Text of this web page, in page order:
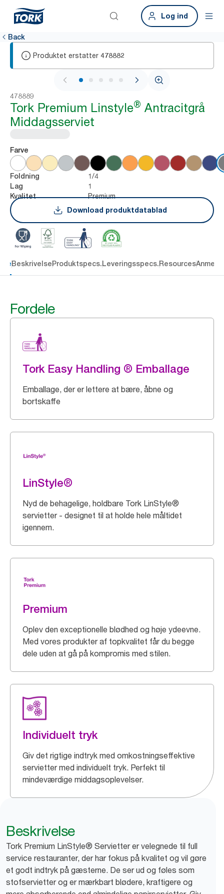
Log ind
Back
Produktet erstatter 478882
1 / 5
478889
Tork Premium Linstyle® Antracitgrå
Middagsserviet
Farve
Foldning 1/4
Lag 1
Kvalitet
Premium
Download produktdatablad
BeskrivelseProduktspecs.Leveringsspecs.Resources
Fordele
Tork Easy Handling ® Emballage
Emballage, der er lettere at bære, åbne og
bortskaffe
LinStyle®
Nyd de behagelige, holdbare Tork LinStyle®
servietter - designet til at holde hele måltidet
igennem.
Premium
Oplev den exceptionelle blødhed og høje ydeevne.
Med vores produkter af topkvalitet får du begge
dele uden at gå på kompromis med stilen.
Individuelt tryk
Giv det rigtige indtryk med omkostningseffektive
servietter med individuelt tryk. Perfekt til
mindeværdige middagsoplevelser.
Beskrivelse
Tork Premium LinStyle® Servietter er velegnede til full
service restauranter, der har fokus på kvalitet og vil gøre
et godt indtryk på gæsterne. De ser ud og føles som
stofservietter og er mærkbart blødere, kraftigere og